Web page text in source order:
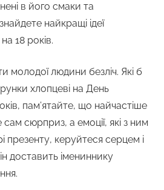
в його смаки та
найкращі ідеї
18 років.
молодої людини безліч. Які б
хлопцеві на День
пам’ятайте, що найчастіше
сам сюрприз, а емоції, які з ним
презенту, керуйтеся серцем і
доставить імениннику